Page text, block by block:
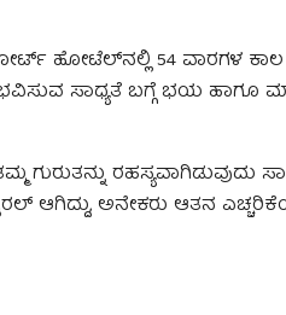
ಹೋಟೆಲ್‌ನಲ್ಲಿ 54 ವಾರಗಳ
ಸಾಧ್ಯತೆ ಬಗ್ಗೆ ಭಯ ಹಾಗೂ
ಗುರುತನ್ನು ರಹಸ್ಯವಾಗಿಡುವುದು
ಆಗಿದ್ದು, ಅನೇಕರು ಆತನ